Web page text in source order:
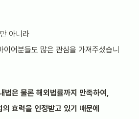
아니라
이어분들도 많은 관심을 가져주셨습니
법은 물론 해외법률까지 만족하여,
효력을 인정받고 있기 때문에